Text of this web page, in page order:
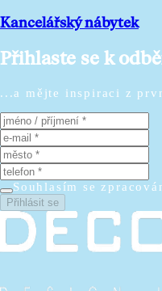
Kancelářský nábytek
Přihlaste se k
...a mějte inspiraci z
Souhlasím se
Přihlásit se